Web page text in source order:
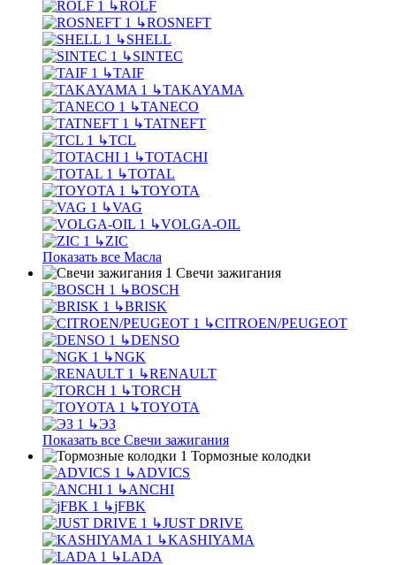
↳ROLF
↳ROSNEFT
↳SHELL
↳SINTEC
↳TAIF
↳TAKAYAMA
↳TANECO
↳TATNEFT
↳TCL
↳TOTACHI
↳TOTAL
↳TOYOTA
↳VAG
↳VOLGA-OIL
↳ZIC
Показать все Масла
Свечи зажигания
↳BOSCH
↳BRISK
↳CITROEN/PEUGEOT
↳DENSO
↳NGK
↳RENAULT
↳TORCH
↳TOYOTA
↳ЭЗ
Показать все Свечи зажигания
Тормозные колодки
↳ADVICS
↳ANCHI
↳jFBK
↳JUST DRIVE
↳KASHIYAMA
↳LADA